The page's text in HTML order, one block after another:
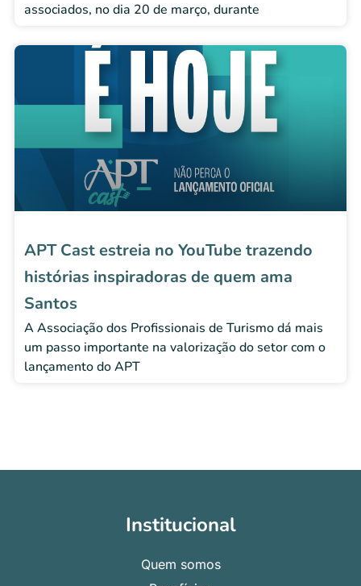
associados, no dia 20 de março, durante
APT Cast estreia no YouTube trazendo
histórias inspiradoras de quem ama
Santos
A Associação dos Profissionais de Turismo dá mais
um passo importante na valorização do setor com o
lançamento do APT
Institucional
Quem somos